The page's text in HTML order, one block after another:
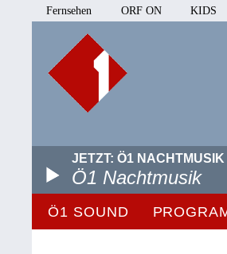
Fernsehen ORF ON KIDS
JETZT: Ö1 NACHTMUSIK
Ö1 Nachtmusik
Ö1 SOUND